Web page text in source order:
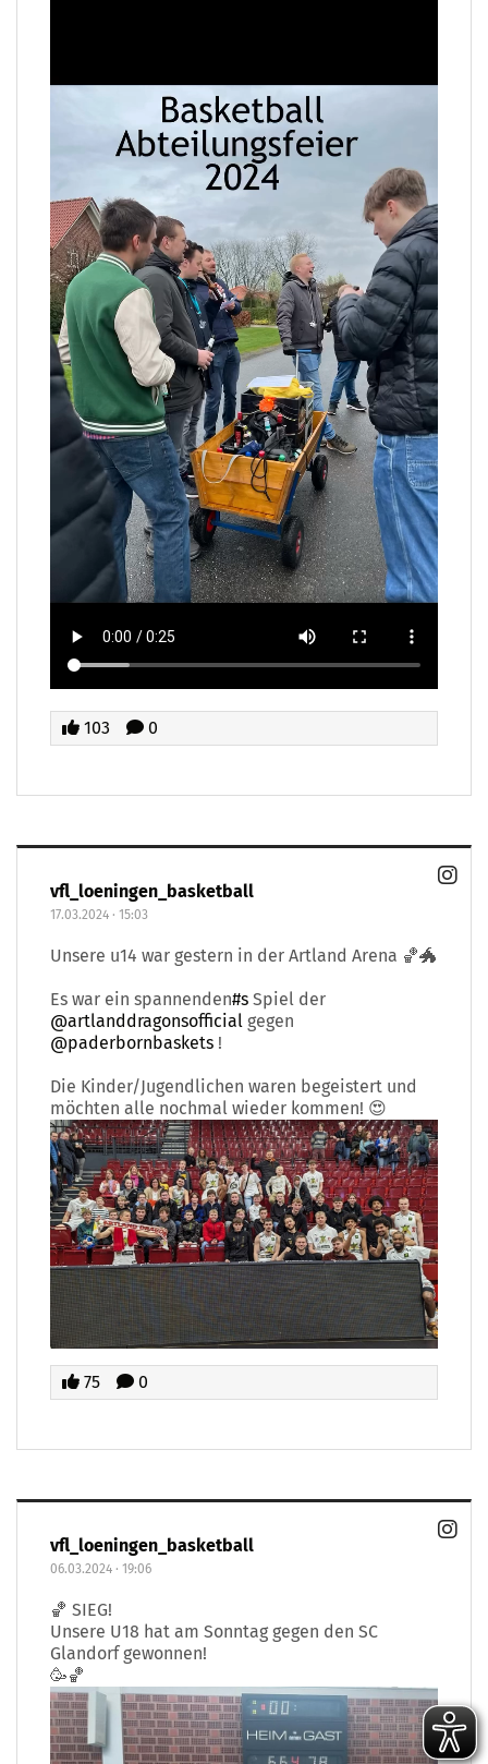
103 0
vfl_loeningen_basketball
17.03.2024 · 15:03
Unsere u14 war gestern in der Artland Arena 🏀🐲
Es war ein spannenden#s Spiel der
@artlanddragonsofficial gegen
@paderbornbaskets !
Die Kinder/Jugendlichen waren begeistert und
möchten alle nochmal wieder kommen! 😍
75 0
vfl_loeningen_basketball
06.03.2024 · 19:06
🏀 SIEG!
Unsere U18 hat am Sonntag gegen den SC
Glandorf gewonnen!
🥳🏀